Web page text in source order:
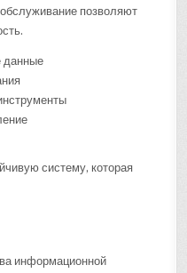
позволяют
данные
систему, которая
информационной